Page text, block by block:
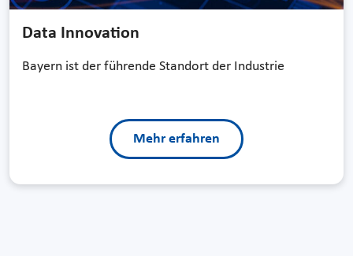
Data Innovation
Bayern ist der führende Standort der Industrie
Mehr erfahren